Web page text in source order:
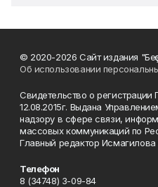
© 2020-2026 Сайт издания
Об использовании
Свидетельство о
12.08.2015г. Выдана
надзору в сфере связи,
массовых коммуникаций по
Главный редактор
Телефон
8 (34748) 3-09-84